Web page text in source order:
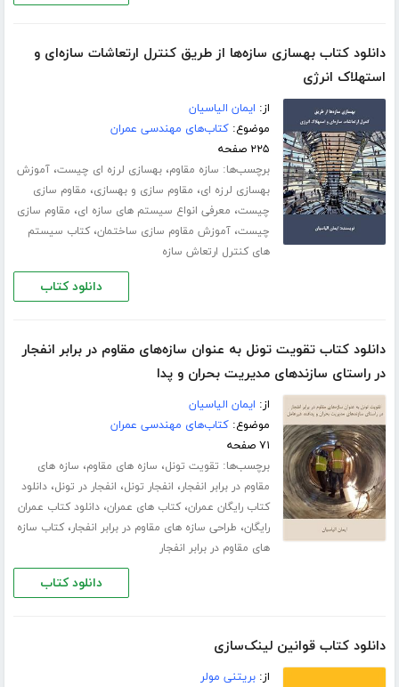
دانلود کتاب بهسازی سازه‌ها از طریق کنترل ارتعاشات سازه‌ای و
استهلاک انرژی
از: ایمان الیاسیان
موضوع:کتاب‌های مهندسی عمران
۲۲۵ صفحه
برچسب‌ها: سازه مقاوم،بهسازی لرزه ای چیست،آموزش
بهسازی لرزه ای، مقاوم سازی و بهسازی، مقاوم سازی
چیست، معرفی انواع سیستم های سازه ای، مقاوم سازی
چیست،آموزش مقاوم سازی ساختمان،کتاب سیستم
های کنترل ارتعاش سازه
دانلود کتاب
دانلود کتاب تقویت تونل به عنوان سازه‌های مقاوم در برابر انفجار
در راستای سازندهای مدیریت بحران و پدا
از: ایمان الیاسیان
موضوع:کتاب‌های مهندسی عمران
۷۱ صفحه
برچسب‌ها: تقویت تونل، سازه های مقاوم، سازه های
مقاوم در برابر انفجار، انفجار تونل، انفجار در تونل،دانلود
کتاب رایگان عمران،کتاب های عمران،دانلود کتاب عمران
رایگان، طراحی سازه های مقاوم در برابر انفجار،کتاب سازه
های مقاوم در برابر انفجار
دانلود کتاب
دانلود کتاب قوانین لینک‌سازی
از:بریتنی مولر